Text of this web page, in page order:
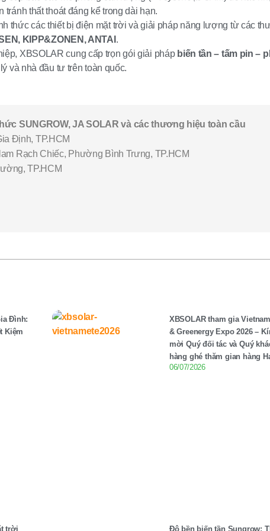
thất thoát đáng kể trong dài hạn.
thức các thiết bị điện mặt trời và giải pháp năng lượng từ các
KIPP&ZONEN, ANTAI .
XBSOLAR cung cấp trọn gói giải pháp biến tần – tấm pin –
và nhà đầu tư trên toàn quốc.
SUNGROW, JA SOLAR và các thương hiệu toàn cầu
Định, TP.HCM
Rạch Chiếc, Phường Bình Trưng, TP.HCM
TP.HCM
Đình:
Kiệm
XBSOLAR tham gia
& Greenergy Expo 2026 –
mời Quý đối tác và Quý
hàng ghé thăm gian hàng
06/07/2026
trời Độ bền biến tần Sungrow: